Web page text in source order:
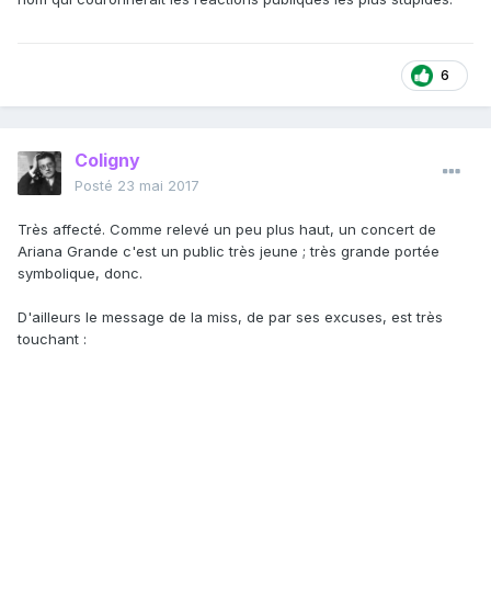
6
Coligny
Posté 23 mai 2017
Très affecté. Comme relevé un peu plus haut, un concert de
Ariana Grande c'est un public très jeune ; très grande portée
symbolique, donc.
D'ailleurs le message de la miss, de par ses excuses, est très
touchant :